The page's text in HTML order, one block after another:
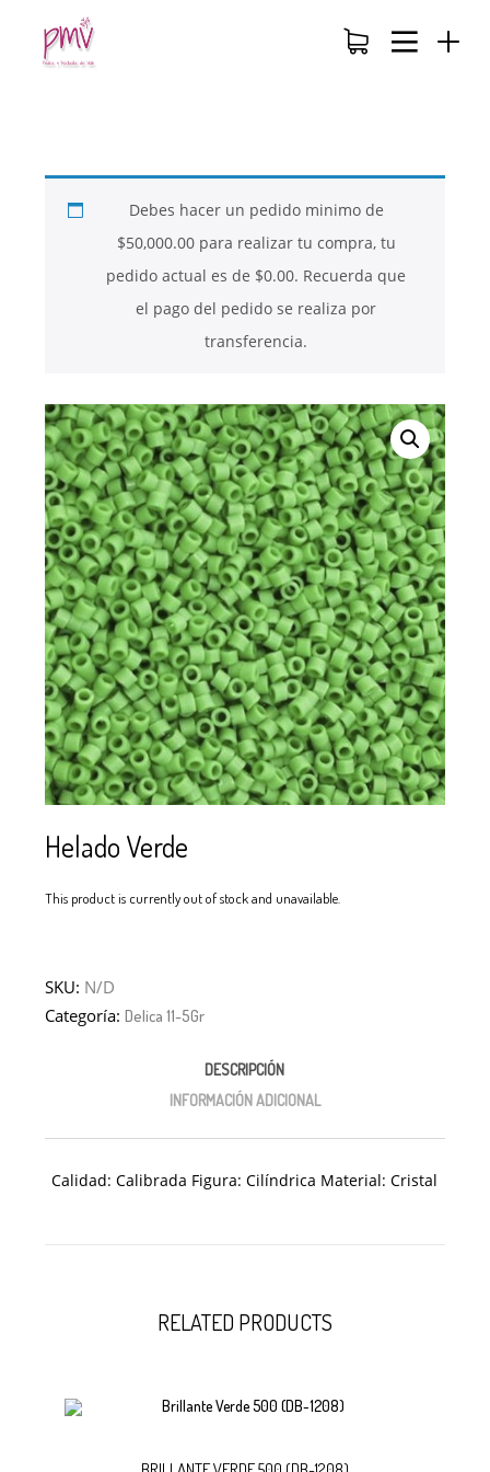
26
NOVIEMBRE
2017
QUE PIEDRAS
SE USAN PARA
BISUTERÍA Y
JOYERÍA
26
NOVIEMBRE
2017
QUE ES LA
MOSTACILLA?
26
NOVIEMBRE
2017
NUESTROS
CURSOS
Debes hacer un pedido minimo de
$50,000.00para realizar tu compra, tu
pedido actual es de $0.00. Recuerda que
el pago del pedido se realiza por
transferencia.
Helado Verde
This product is currently out of stock and unavailable.
SKU: N/D
Categoría:Delica 11-5Gr
DESCRIPCIÓN
INFORMACIÓN ADICIONAL
Calidad: Calibrada Figura: Cilíndrica Material: Cristal
RELATED PRODUCTS